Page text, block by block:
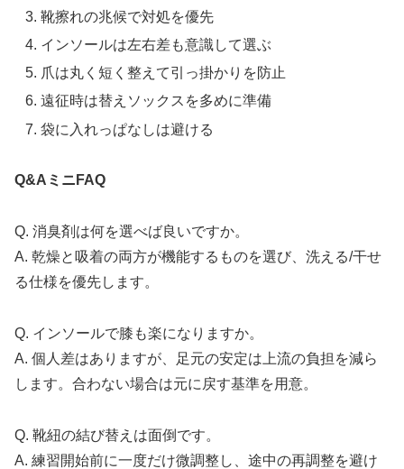
靴擦れの兆候で対処を優先
インソールは左右差も意識して選ぶ
爪は丸く短く整えて引っ掛かりを防止
遠征時は替えソックスを多めに準備
袋に入れっぱなしは避ける
Q&AミニFAQ
Q. 消臭剤は何を選べば良いですか。
A. 乾燥と吸着の両方が機能するものを選び、洗える/干せ
る仕様を優先します。
Q. インソールで膝も楽になりますか。
A. 個人差はありますが、足元の安定は上流の負担を減ら
します。合わない場合は元に戻す基準を用意。
Q. 靴紐の結び替えは面倒です。
A. 練習開始前に一度だけ微調整し、途中の再調整を避け